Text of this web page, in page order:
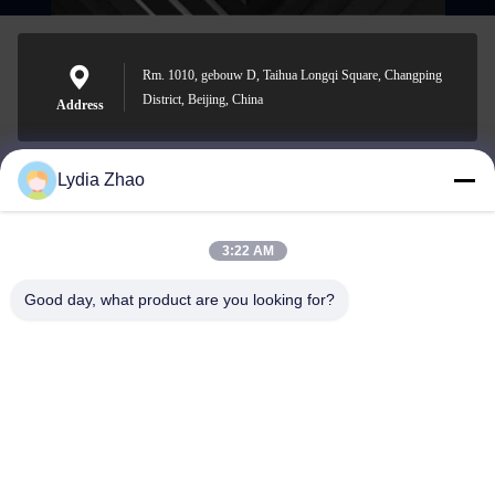
Address
Rm. 1010, gebouw D, Taihua Longqi Square, Changping
District, Beijing, China
jesingd@vip.sina.com
Lydia Zhao
3:22 AM
Good day, what product are you looking for?